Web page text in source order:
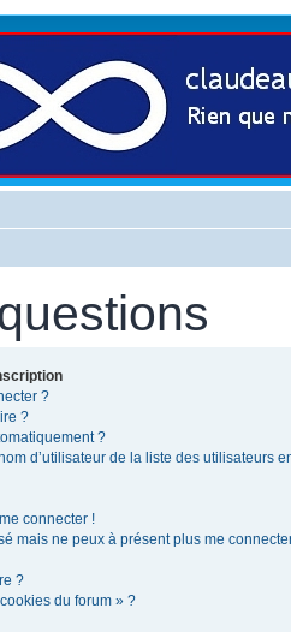
?
?
?
d’utilisateur de la liste des utilisateurs
connecter !
mais ne peux à présent plus me
?
du forum » ?